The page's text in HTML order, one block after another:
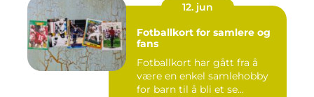
12. jun
Fotballkort for samlere og
fans
Fotballkort har gått fra å
være en enkel samlehobby
for barn til å bli et se...